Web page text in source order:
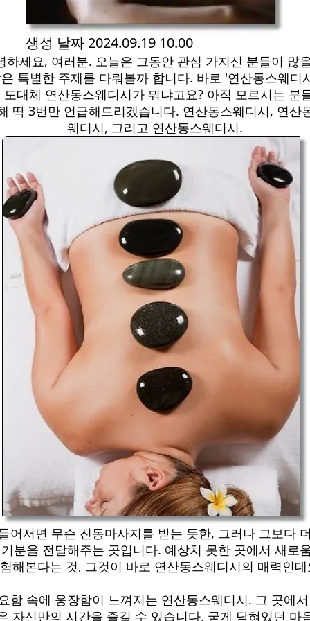
생성 날짜 2024.09.19 10.00
하세요, 여러분. 오늘은 그동안 관심 가지신 분들이 많
특별한 주제를 다뤄볼까 합니다. 바로 '연산동스웨디
도대체 연산동스웨디시가 뭐냐고요? 아직 모르시는 분
딱 3번만 언급해드리겠습니다. 연산동스웨디시, 연산
웨디시, 그리고 연산동스웨디시.
어서면 무슨 진동마사지를 받는 듯한, 그러나 그보다
분을 전달해주는 곳입니다. 예상치 못한 곳에서 새로
해본다는 것, 그것이 바로 연산동스웨디시의 매력인데
함 속에 웅장함이 느껴지는 연산동스웨디시. 그 곳에
자신만의 시간을 즐길 수 있습니다. 굳게 닫혀있던 마